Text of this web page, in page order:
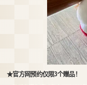
★官方网预约仅限3个赠品！